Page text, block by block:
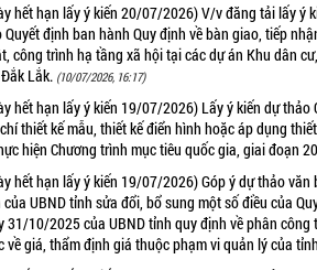
hết hạn lấy ý kiến 20/07/2026) V/v đăng tải lấy ý
Quyết định ban hành Quy định về bàn giao, tiếp
công trình hạ tầng xã hội tại các dự án Khu dân
Lắk. (10/07/2026, 16:17)
hết hạn lấy ý kiến 19/07/2026) Lấy ý kiến dự thảo
thiết kế mẫu, thiết kế điển hình hoặc áp dụng
hiện Chương trình mục tiêu quốc gia, giai đoạn
hết hạn lấy ý kiến 19/07/2026) Góp ý dự thảo văn
của UBND tỉnh sửa đổi, bổ sung một số điều của
31/10/2025 của UBND tỉnh quy định về phân công
về giá, thẩm định giá thuộc phạm vi quản lý của